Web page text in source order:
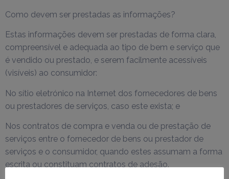
Como devem ser prestadas as informações?
Estas informações devem ser prestadas de forma clara,
compreensível e adequada ao tipo de bem e serviço que
é vendido ou prestado, e serem facilmente acessíveis
(visíveis) ao consumidor:
No sítio eletrónico na Internet dos fornecedores de bens
ou prestadores de serviços, caso este exista; e
Nos contratos de compra e venda ou de prestação de
serviços entre o fornecedor de bens ou prestador de
serviços e o consumidor, quando estes assumam a forma
escrita ou constituam contratos de adesão.